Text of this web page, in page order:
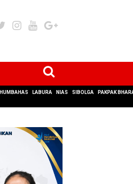
HUMBAHAS LABURA NIAS SIBOLGA PAKPAK